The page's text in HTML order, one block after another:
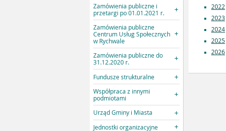
Zamówienia publiczne i
przetargi po 01.01.2021 r.
Zamówienia publiczne
Centrum Usług Społecznych
w Rychwale
Zamówienia publiczne do
31.12.2020 r.
Fundusze strukturalne
Współpraca z innymi
podmiotami
Urząd Gminy i Miasta
Jednostki organizacyjne
2022
2023
2024
2025
2026